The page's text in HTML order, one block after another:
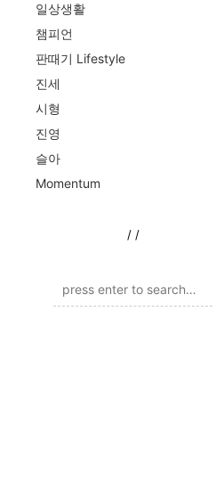
일상생활
챔피언
판때기 Lifestyle
진세
시형
진영
슬아
Momentum
/ /